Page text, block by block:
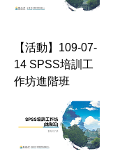
【活動】109-07-
14 SPSS培訓工
作坊進階班